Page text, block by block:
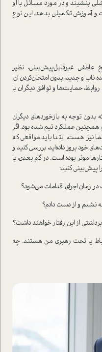
بنشیند و در مورد مسائل با او
آموزش تکمیلی بدهد. این نوع
غیرقابل‌پیش‌‌بینی، نظیر
و جدید، بدون امتحان‌کردن آن‌،
حمایت‌ها و توافق دیگران با
بدون توجه به بازخوردهای دیگران
همچنین عملکرد تیم شده بود. اگر
هست، ابتدا باید مواقعی که
خود بروز داده‌اید، بررسی کنید و
موثر بوده ا‌ست. در گام بعدی، با
پیش‌بینی کنید:
زمان اجرای اقدامات می‌شود؟
نشدم و از دست دادم؟
از این رفتار خواهند داشت؟
یا تحت رهبری من هستند‌. چه